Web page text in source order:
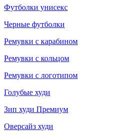
Футболки унисекс
Черные футболки
Ремувки с карабином
Ремувки с кольцом
Ремувки с логотипом
Голубые худи
Зип худи Премиум
Оверсайз худи